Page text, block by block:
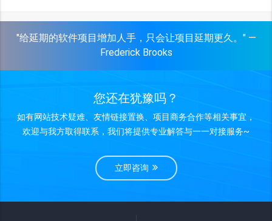
"给延期的软件项目增加人手，只会让项目延期更久。" —
Frederick Brooks
您还在犹豫吗？
如有网站技术疑难、友情链接置换、项目商务合作等相关事宜，
欢迎与我方取得联系，我们将提供专业解答与一一对接服务~
立即咨询